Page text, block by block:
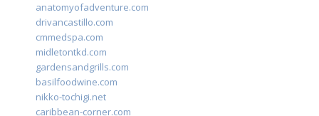
anatomyofadventure.com
drivancastillo.com
cmmedspa.com
midletontkd.com
gardensandgrills.com
basilfoodwine.com
nikko-tochigi.net
caribbean-corner.com